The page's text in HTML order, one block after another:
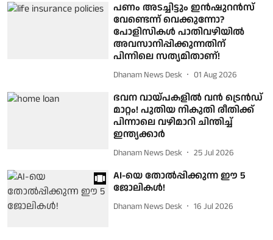
പണം അടച്ചിട്ടും ഇൻഷുറൻസ്
വേണ്ടെന്ന് വെക്കുന്നോ?
പോളിസികൾ പാതിവഴിയിൽ
അവസാനിപ്പിക്കുന്നതിന്
പിന്നിലെ സത്യമിതാണ്!
Dhanam News Desk 01 Aug 2026
ഭവന വായ്പകളിൽ വൻ ട്രെൻഡ്
മാറ്റം! പുതിയ നികുതി രീതിക്ക്
പിന്നാലെ വഴിമാറി ചിന്തിച്ച്
ഇന്ത്യക്കാര്‍
Dhanam News Desk 25 Jul 2026
AI-യെ തോല്‍പ്പിക്കുന്ന ഈ 5
ജോലികള്‍!
Dhanam News Desk 16 Jul 2026